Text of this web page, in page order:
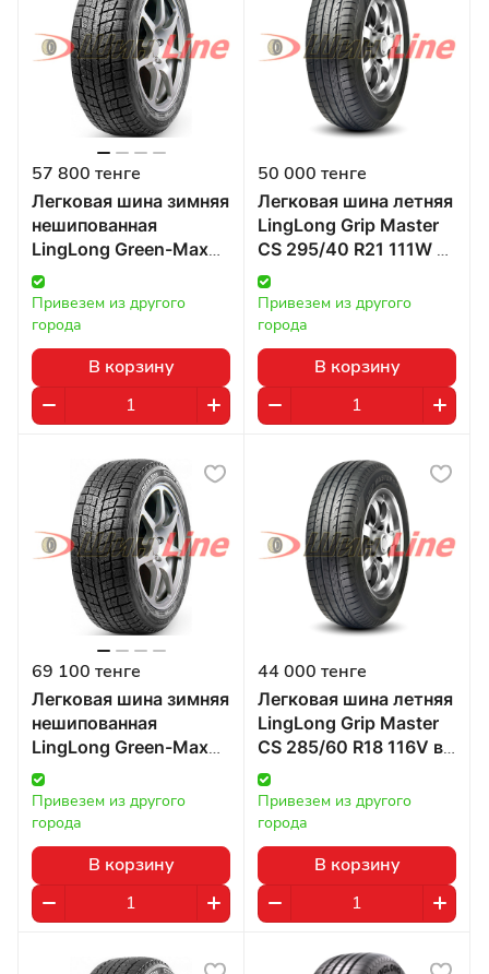
57 800 тенге
Легковая шина зимняя
нешипованная
LingLong Green-Max
Winter Ice I-15 315/35
R20 106T в
Казахстане
Привезем из другого
города
В корзину
50 000 тенге
Легковая шина летняя
LingLong Grip Master
CS 295/40 R21 111W в
Казахстане
Привезем из другого
города
В корзину
69 100 тенге
Легковая шина зимняя
нешипованная
LingLong Green-Max
Winter Ice I-15 295/40
R21 107T в Казахстане
Привезем из другого
города
В корзину
44 000 тенге
Легковая шина летняя
LingLong Grip Master
CS 285/60 R18 116V в
Казахстане
Привезем из другого
города
В корзину